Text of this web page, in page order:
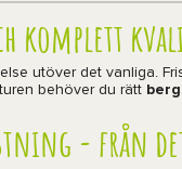
komplett
utöver det vanliga.
behöver du rätt
- från